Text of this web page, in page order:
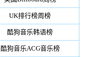
UK排行榜周榜
酷狗音乐韩语榜
酷狗音乐ACG音乐榜